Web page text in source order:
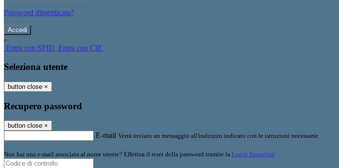
Password dimenticata?
-
Entra con SPID Entra con CIE
Seleziona utente
button close ×
Recupero password
button close ×
E-mail Verrà inviato un messaggio all'indirizzo indicato con le istruzioni necessarie.
Non hai una e-mail associata al nome utente? Effettua il reset della password tramite la Login Spaggiari